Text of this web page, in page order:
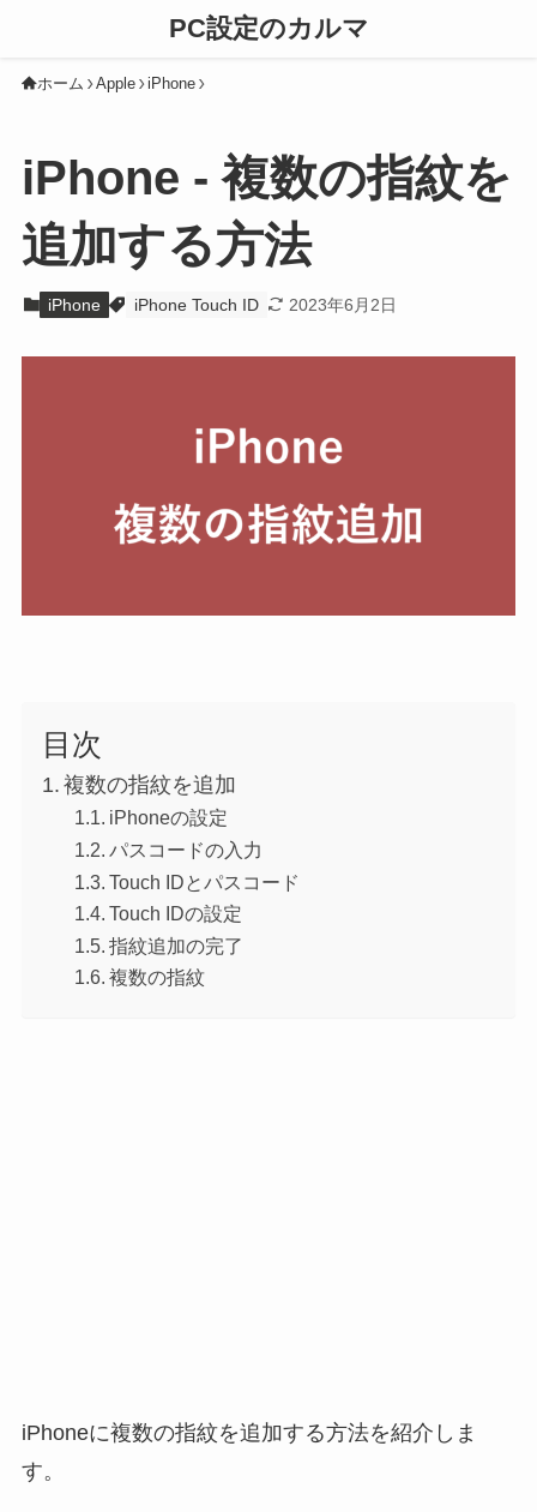
PC設定のカルマ
ホーム Apple iPhone
iPhone - 複数の指紋を
追加する方法
iPhone iPhone Touch ID 2023年6月2日
目次
複数の指紋を追加
iPhoneの設定
パスコードの入力
Touch IDとパスコード
Touch IDの設定
指紋追加の完了
複数の指紋
iPhoneに複数の指紋を追加する方法を紹介しま
す。